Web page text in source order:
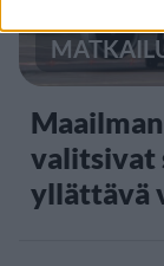
valitsivat
yllättävä